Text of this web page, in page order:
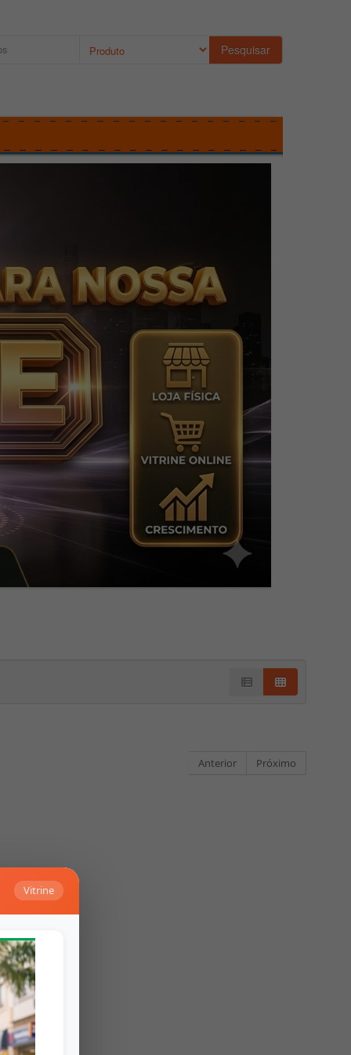
Pesquisar
Vitrine
Anterior Próximo